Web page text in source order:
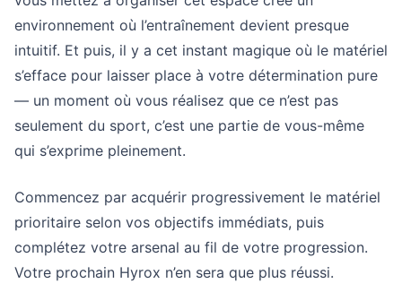
environnement où l’entraînement devient presque
intuitif. Et puis, il y a cet instant magique où le matériel
s’efface pour laisser place à votre détermination pure
— un moment où vous réalisez que ce n’est pas
seulement du sport, c’est une partie de vous-même
qui s’exprime pleinement.
Commencez par acquérir progressivement le matériel
prioritaire selon vos objectifs immédiats, puis
complétez votre arsenal au fil de votre progression.
Votre prochain Hyrox n’en sera que plus réussi.